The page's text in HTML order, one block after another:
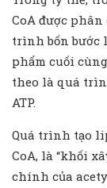
CoA được
trình bốn bước
phẩm cuối
theo là quá
ATP.
Quá trình tạo
CoA, là “khối
chính của